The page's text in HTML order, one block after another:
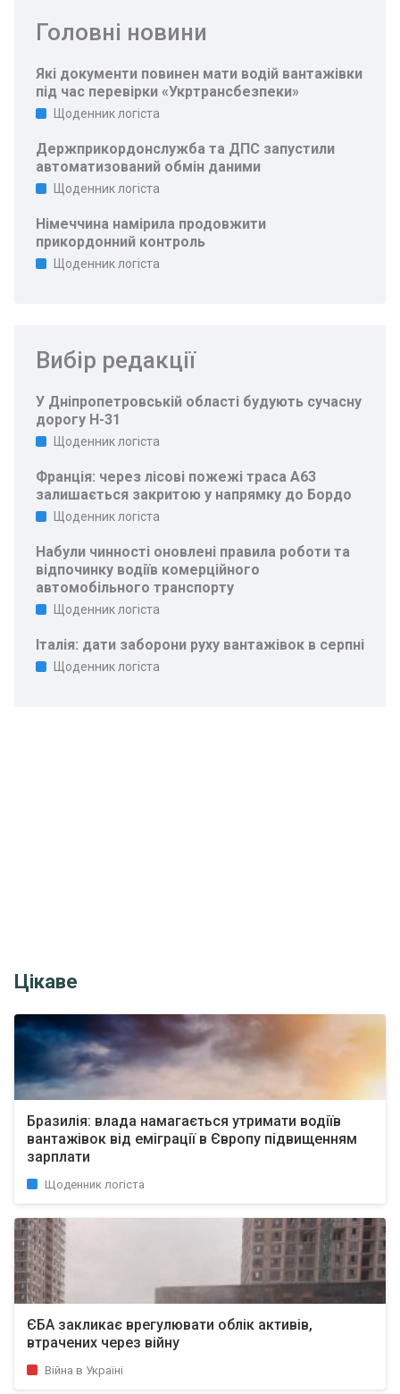
Головні новини
Які документи повинен мати водій вантажівки
під час перевірки «Укртрансбезпеки»
Щоденник логіста
Держприкордонслужба та ДПС запустили
автоматизований обмін даними
Щоденник логіста
Німеччина намірила продовжити
прикордонний контроль
Щоденник логіста
Вибір редакції
У Дніпропетровській області будують сучасну
дорогу Н-31
Щоденник логіста
Франція: через лісові пожежі траса A63
залишається закритою у напрямку до Бордо
Щоденник логіста
Набули чинності оновлені правила роботи та
відпочинку водіїв комерційного
автомобільного транспорту
Щоденник логіста
Італія: дати заборони руху вантажівок в серпні
Щоденник логіста
Цікаве
Бразилія: влада намагається утримати водіїв
вантажівок від еміграції в Європу підвищенням
зарплати
Щоденник логіста
ЄБА закликає врегулювати облік активів,
втрачених через війну
Війна в Україні